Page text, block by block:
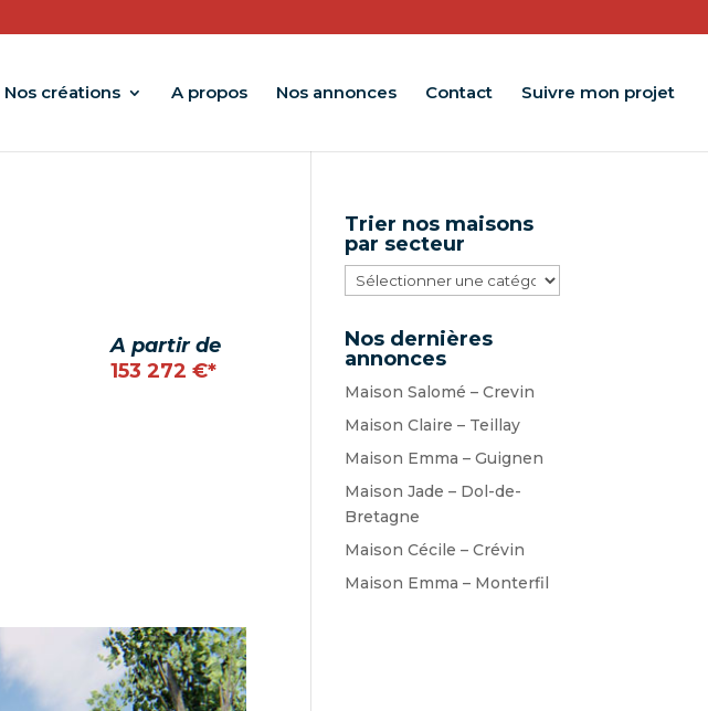
Nos créations A propos Nos annonces Contact Suivre mon projet
A partir de
153 272 €*
Trier nos maisons
par secteur
Trier
nos
maisons
par
Nos dernières
annonces
Maison Salomé – Crevin
Maison Claire – Teillay
Maison Emma – Guignen
Maison Jade – Dol-de-
Bretagne
Maison Cécile – Crévin
Maison Emma – Monterfil